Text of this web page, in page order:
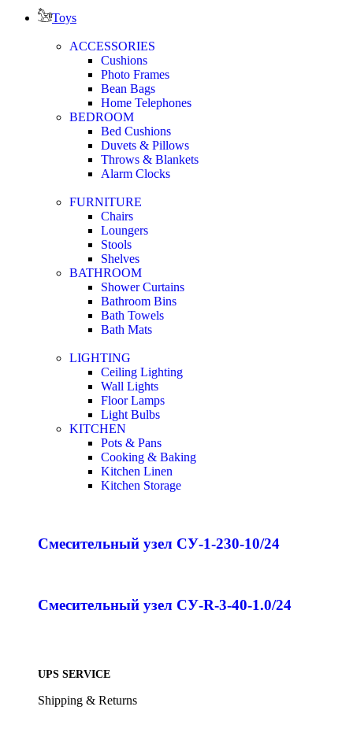
Toys
ACCESSORIES
Cushions
Photo Frames
Bean Bags
Home Telephones
BEDROOM
Bed Cushions
Duvets & Pillows
Throws & Blankets
Alarm Clocks
FURNITURE
Chairs
Loungers
Stools
Shelves
BATHROOM
Shower Curtains
Bathroom Bins
Bath Towels
Bath Mats
LIGHTING
Ceiling Lighting
Wall Lights
Floor Lamps
Light Bulbs
KITCHEN
Pots & Pans
Cooking & Baking
Kitchen Linen
Kitchen Storage
Смесительный узел СУ-1-230-10/24
Смесительный узел СУ-R-3-40-1.0/24
UPS SERVICE
Shipping & Returns